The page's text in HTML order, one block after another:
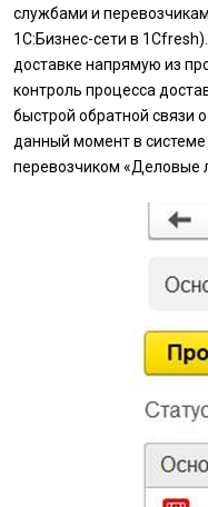
службами и
1С:Бизнес-сети в
доставке напрямую из
контроль процесса
быстрой обратной связи
данный момент в
перевозчиком «Деловые